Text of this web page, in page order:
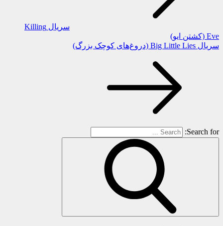
سریال Killing
Eve (کشتن ایو)
سریال Big Little Lies (دروغ‌های کوچک بزرگ)
Search for: